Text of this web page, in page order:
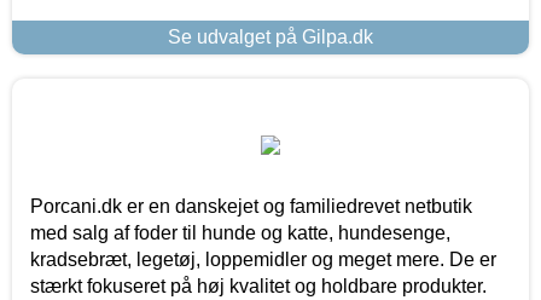
Se udvalget på Gilpa.dk
Porcani.dk er en danskejet og familiedrevet netbutik
med salg af foder til hunde og katte, hundesenge,
kradsebræt, legetøj, loppemidler og meget mere. De er
stærkt fokuseret på høj kvalitet og holdbare produkter.